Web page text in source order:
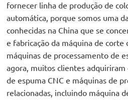
fornecer linha de produção de
automática, porque somos uma
conhecidas na China que se
e fabricação da máquina de corte
máquinas de processamento de
agora, muitos clientes
de espuma CNC e máquinas de
relacionadas, incluindo máquina